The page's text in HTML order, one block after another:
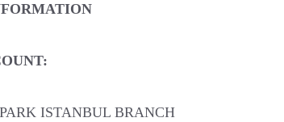
ISTANBUL BRANCH